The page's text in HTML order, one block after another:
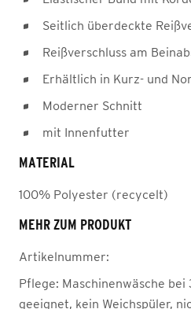
Seitlich überdeckte
Reißverschluss am
Erhältlich in Kurz- und
Moderner Schnitt
mit Innenfutter
MATERIAL
100% Polyester (recycelt)
MEHR ZUM PRODUKT
Artikelnummer:
Pflege: Maschinenwäsche
geeignet, kein Weichspüler,